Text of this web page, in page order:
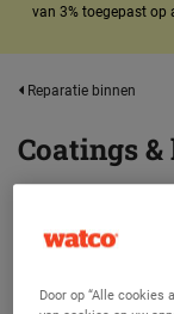
van 3% toegepast op
Reparatie binnen
Coatings
Filters ...
Door op “Alle